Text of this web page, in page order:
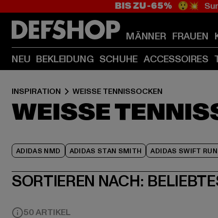
BIS ZU -65% 😲💥
MÄNNER FRAUEN
NEU BEKLEIDUNG SCHUHE ACCESSOIRES
INSPIRATION WEISSE TENNISSOCKEN
WEISSE
ADIDAS NMD ADIDAS STAN SMITH ADIDAS SWIFT RUN
SORTIEREN NACH:
50 ARTIKEL